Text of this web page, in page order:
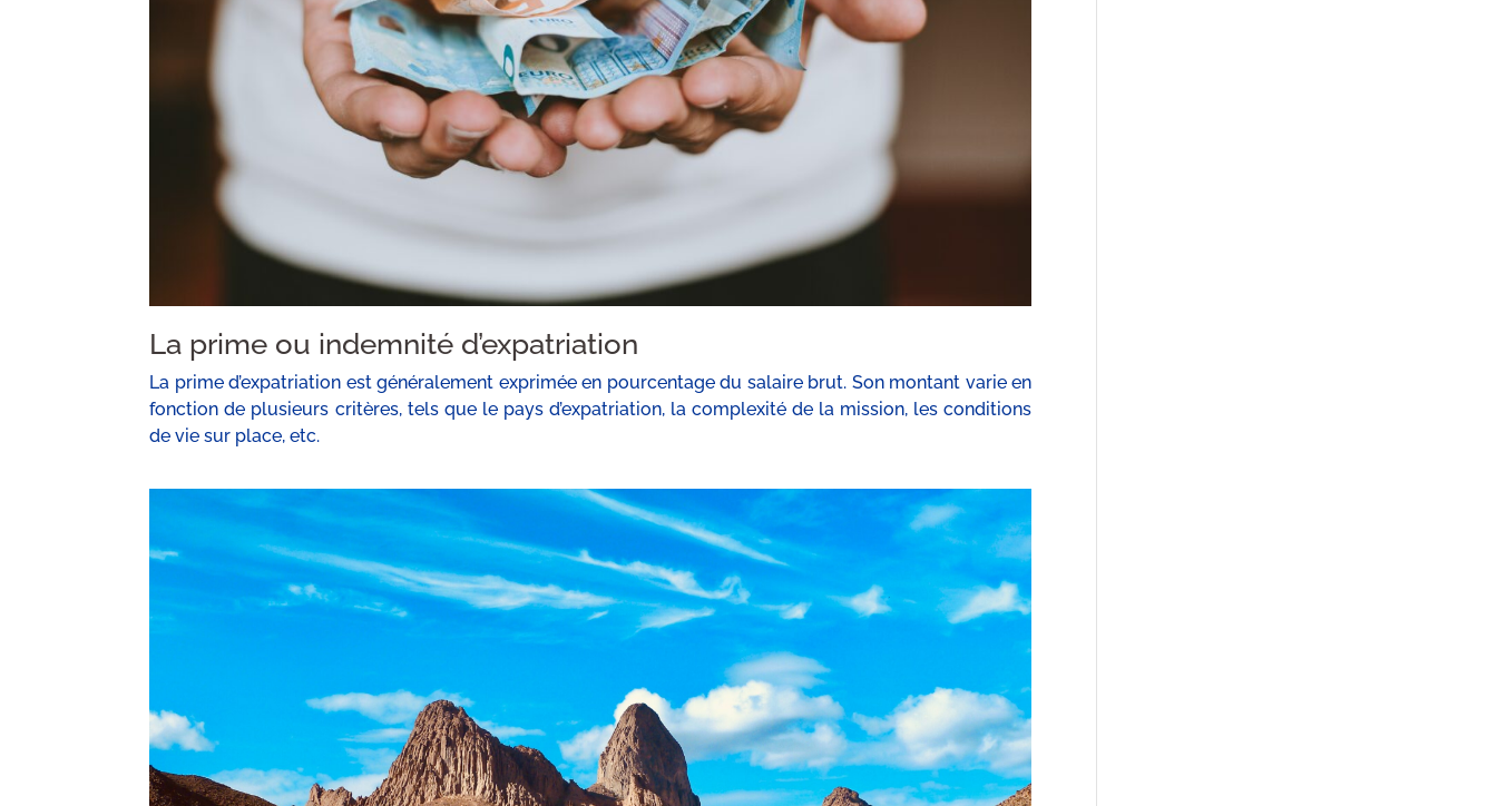
La prime ou indemnité d’expatriation
La prime d’expatriation est généralement exprimée en pourcentage du salaire brut. Son montant varie en
fonction de plusieurs critères, tels que le pays d’expatriation, la complexité de la mission, les conditions
de vie sur place, etc.